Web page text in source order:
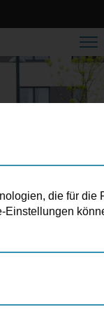
die für
Einstellungen